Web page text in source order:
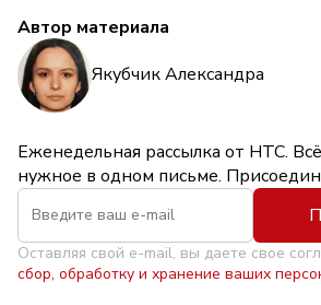
Автор материала
Якубчик Александра
Еженедельная рассылка от НТС.
нужное в одном письме.
Оставляя свой e-mail, вы даете свое
сбор, обработку и хранение ваших